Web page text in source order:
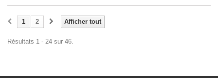
Afficher tout
1 2
Résultats 1 - 24 sur 46.